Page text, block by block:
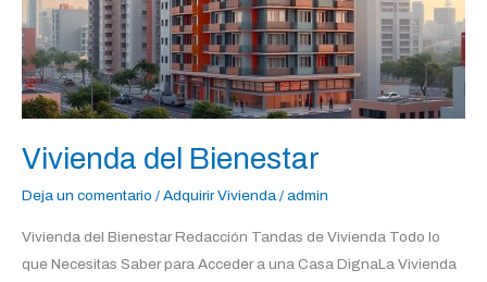
Vivienda del Bienestar
Deja un comentario / Adquirir Vivienda / admin
Vivienda del Bienestar Redacción Tandas de Vivienda Todo lo
que Necesitas Saber para Acceder a una Casa DignaLa Vivienda